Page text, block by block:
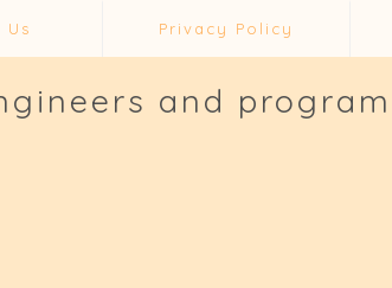
Us Privacy Policy
and